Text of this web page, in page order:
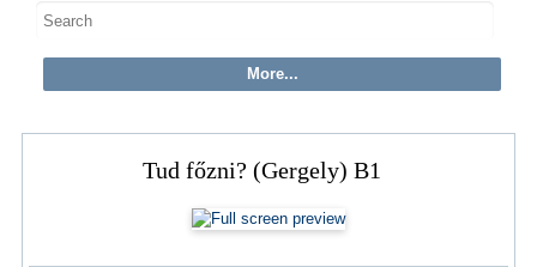
Tud főzni? (Gergely) B1